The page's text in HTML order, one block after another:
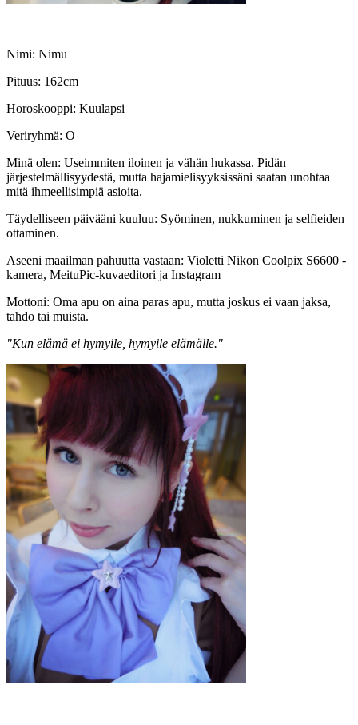
Nimi: Nimu
Pituus: 162cm
Horoskooppi: Kuulapsi
Veriryhmä: O
Minä olen: Useimmiten iloinen ja vähän hukassa. Pidän
järjestelmällisyydestä, mutta hajamielisyyksissäni saatan unohtaa
mitä ihmeellisimpiä asioita.
Täydelliseen päivääni kuuluu: Syöminen, nukkuminen ja selfieiden
ottaminen.
Aseeni maailman pahuutta vastaan: Violetti Nikon Coolpix S6600 -
kamera, MeituPic-kuvaeditori ja Instagram
Mottoni: Oma apu on aina paras apu, mutta joskus ei vaan jaksa,
tahdo tai muista.
"Kun elämä ei hymyile, hymyile elämälle."